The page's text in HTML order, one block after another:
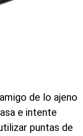
de lo ajeno
e intente
puntas de